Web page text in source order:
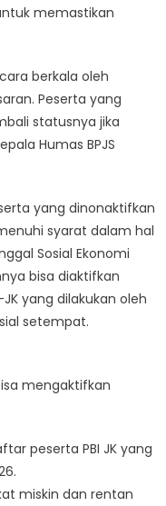
memastikan
berkala oleh
Peserta yang
statusnya jika
Humas BPJS
yang dinonaktifkan
syarat dalam hal
Sosial Ekonomi
bisa diaktifkan
yang dilakukan oleh
setempat.
mengaktifkan
peserta PBI JK yang
miskin dan rentan